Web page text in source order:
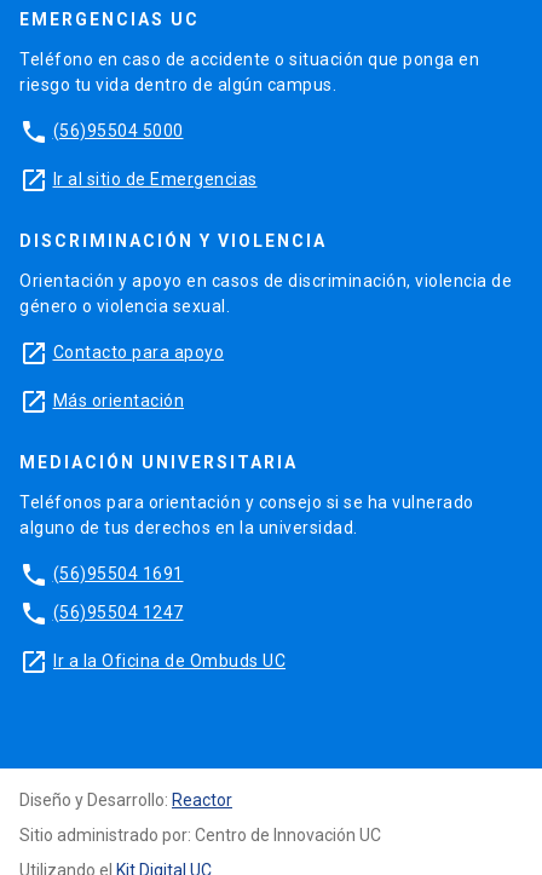
EMERGENCIAS UC
Teléfono en caso de accidente o situación que ponga en
riesgo tu vida dentro de algún campus.
phone (56)95504 5000
launch Ir al sitio de Emergencias
DISCRIMINACIÓN Y VIOLENCIA
Orientación y apoyo en casos de discriminación, violencia de
género o violencia sexual.
launch Contacto para apoyo
launch Más orientación
MEDIACIÓN UNIVERSITARIA
Teléfonos para orientación y consejo si se ha vulnerado
alguno de tus derechos en la universidad.
phone (56)95504 1691
phone (56)95504 1247
launch Ir a la Oficina de Ombuds UC
Diseño y Desarrollo: Reactor
Sitio administrado por: Centro de Innovación UC
Utilizando el Kit Digital UC